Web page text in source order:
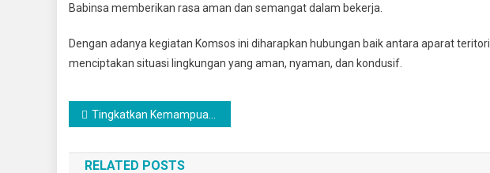
Babinsa memberikan rasa aman dan semangat dalam bekerja.
Dengan adanya kegiatan Komsos ini diharapkan hubungan baik antara aparat
menciptakan situasi lingkungan yang aman, nyaman, dan kondusif.
Navigasi
pos
Tingkatkan Kemampuan Prajurit, Kodim 0201/Medan Gelar Latihan Latnister Ta 2026 di Aula Makodim
RELATED POSTS